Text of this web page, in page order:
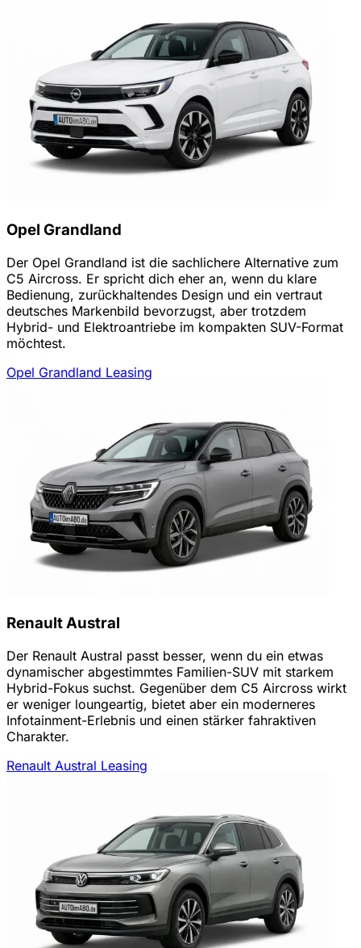
Opel Grandland
Der Opel Grandland ist die sachlichere Alternative zum
C5 Aircross. Er spricht dich eher an, wenn du klare
Bedienung, zurückhaltendes Design und ein vertraut
deutsches Markenbild bevorzugst, aber trotzdem
Hybrid- und Elektroantriebe im kompakten SUV-Format
möchtest.
Opel Grandland Leasing
Renault Austral
Der Renault Austral passt besser, wenn du ein etwas
dynamischer abgestimmtes Familien-SUV mit starkem
Hybrid-Fokus suchst. Gegenüber dem C5 Aircross wirkt
er weniger loungeartig, bietet aber ein moderneres
Infotainment-Erlebnis und einen stärker fahraktiven
Charakter.
Renault Austral Leasing